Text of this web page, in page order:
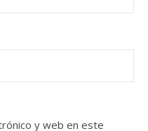
y web en este